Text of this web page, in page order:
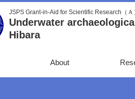
JSPS Grant-in-Aid for Scientific Research（Ａ
Underwater
Hibara
About